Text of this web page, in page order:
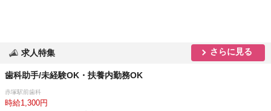
求人特集 さらに見る
歯科助手/未経験OK・扶養内勤務OK
赤塚駅前歯科
時給1,300円